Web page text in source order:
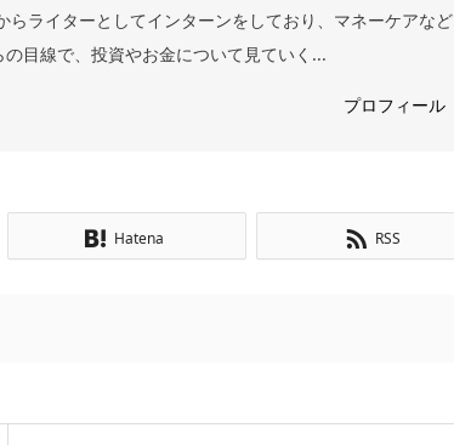
らライターとしてインターンをしており、マネーケアなど
目線で、投資やお金について見ていく...
プロフィール
Hatena RSS